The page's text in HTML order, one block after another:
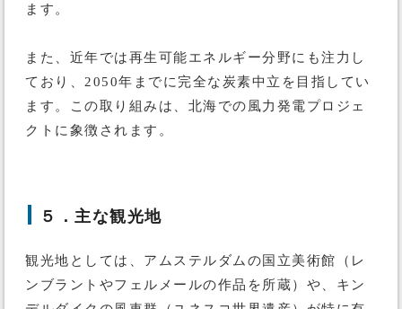
ます。
また、近年では再生可能エネルギー分野にも注力し
ており、2050年までに完全な炭素中立を目指してい
ます。この取り組みは、北海での風力発電プロジェ
クトに象徴されます。
５．主な観光地
観光地としては、アムステルダムの国立美術館（レ
ンブラントやフェルメールの作品を所蔵）や、キン